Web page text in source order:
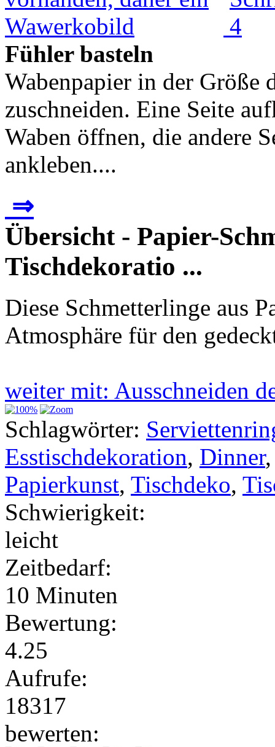
Fühler basteln
Wabenpapier in der Größe
zuschneiden. Eine Seite
Waben öffnen, die andere
ankleben....
⇒
Übersicht - Papier-
Tischdekoratio ...
Diese Schmetterlinge aus
Atmosphäre für den
weiter mit: Ausschneiden
Schlagwörter:
Esstischdekoration, Dinner
Papierkunst, Tischdeko,
Schwierigkeit:
leicht
Zeitbedarf:
10 Minuten
Bewertung:
4.25
Aufrufe:
18317
bewerten: